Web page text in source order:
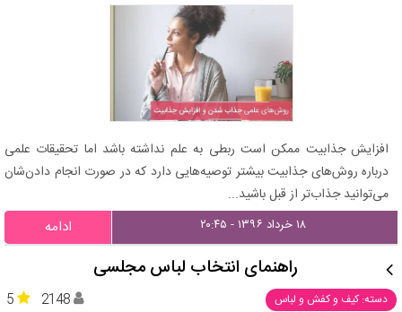
افزایش جذابیت ممکن است ربطی به علم نداشته باشد اما تحقیقات علمی
درباره روش‌های جذابیت بیشتر توصیه‌هایی دارد که در صورت انجام دادن‌شان
می‌توانید جذاب‌تر از قبل باشید...
۱۸ خرداد ۱۳۹۶ - ۲۰:۴۵ ادامه
راهنمای انتخاب لباس مجلسی
دسته: کیف و کفش و لباس 5 2148